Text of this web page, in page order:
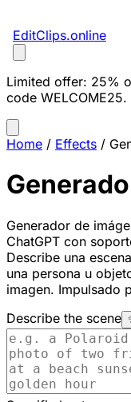
EditClips.online
Limited offer: 25%
code WELCOME25.
Home / Effects /
Generador de
ChatGPT con
Describe una
una persona u
imagen. Impulsado
Describe the scene